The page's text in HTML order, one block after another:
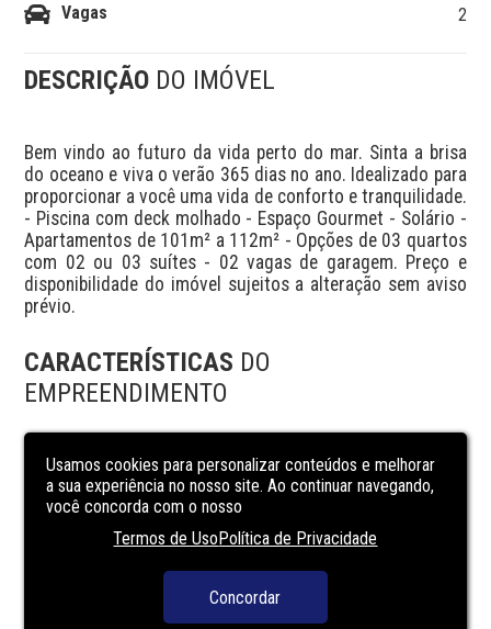
Vagas 2
DESCRIÇÃO DO IMÓVEL
Bem vindo ao futuro da vida perto do mar. Sinta a brisa
do oceano e viva o verão 365 dias no ano. Idealizado para
proporcionar a você uma vida de conforto e tranquilidade.
- Piscina com deck molhado - Espaço Gourmet - Solário -
Apartamentos de 101m² a 112m² - Opções de 03 quartos
com 02 ou 03 suítes - 02 vagas de garagem. Preço e
disponibilidade do imóvel sujeitos a alteração sem aviso
prévio.
CARACTERÍSTICAS DO
EMPREENDIMENTO
Espaço gourmet
Piscina adulto
Usamos cookies para personalizar conteúdos e melhorar
a sua experiência no nosso site. Ao continuar navegando,
você concorda com o nosso
Termos de UsoPolítica de Privacidade
Concordar